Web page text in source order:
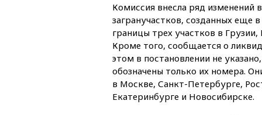
Комиссия внесла ряд изменений
загранучастков, созданных еще
границы трех участков в Грузии,
Кроме того, сообщается о
этом в постановлении не
обозначены только их номера.
в Москве, Санкт-Петербурге,
Екатеринбурге и Новосибирске.